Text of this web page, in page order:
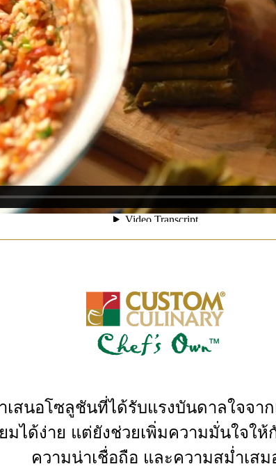
เสนอโซลูชันที่ได้รับแรงบันดาลใจจ
ได้ง่าย แต่ยังช่วยเพิ่มความมั่นใจใ
ความน่าเชื่อถือ และความสม่ำเสม